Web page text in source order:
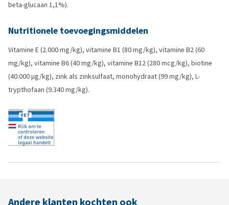
beta-glucaan 1,1%).
Nutritionele toevoegingsmiddelen
Vitamine E (2.000 mg/kg), vitamine B1 (80 mg/kg), vitamine B2 (60
mg/kg), vitamine B6 (40 mg/kg), vitamine B12 (280 mcg/kg), biotine
(40.000 µg/kg), zink als zinksulfaat, monohydraat (99 mg/kg), L-
trypthofaan (9.340 mg/kg).
Andere klanten kochten ook